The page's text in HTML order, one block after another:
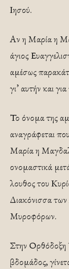
Ιησού.
Αν η Μαρία η
άγιος
αμέσως
γι’ αυτήν και
Το όνομα της
αναγράφεται
Μαρία η
ονο­μαστικά
λουθος του
Διακόνισσα
Μυροφόρων.
Στην
βδομάδος,